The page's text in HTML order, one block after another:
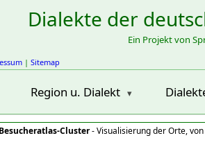
Dialekte der
Ein Projekt von
| Sitemap
Region u. Dialekt
Besucheratlas-Cluster- Visualisierung der Orte,